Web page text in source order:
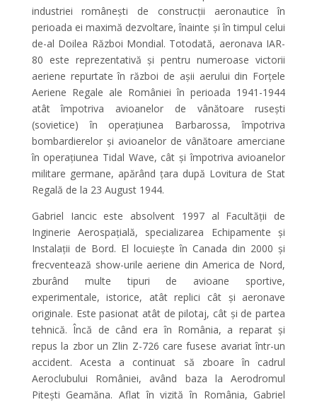
industriei românești de construcții aeronautice în
perioada ei maximă dezvoltare, înainte și în timpul celui
de-al Doilea Război Mondial. Totodată, aeronava IAR-
80 este reprezentativă și pentru numeroase victorii
aeriene repurtate în război de așii aerului din Forțele
Aeriene Regale ale României în perioada 1941-1944
atât împotriva avioanelor de vânătoare rusești
(sovietice) în operațiunea Barbarossa, împotriva
bombardierelor și avioanelor de vânătoare amerciane
în operațiunea Tidal Wave, cât și împotriva avioanelor
militare germane, apărând țara după Lovitura de Stat
Regală de la 23 August 1944.
Gabriel Iancic este absolvent 1997 al Facultății de
Inginerie Aerospațială, specializarea Echipamente și
Instalații de Bord. El locuiește în Canada din 2000 și
frecventează show-urile aeriene din America de Nord,
zburând multe tipuri de avioane sportive,
experimentale, istorice, atât replici cât și aeronave
originale. Este pasionat atât de pilotaj, cât și de partea
tehnică. Încă de când era în România, a reparat și
repus la zbor un Zlin Z-726 care fusese avariat într-un
accident. Acesta a continuat să zboare în cadrul
Aeroclubului României, având baza la Aerodromul
Pitești Geamăna. Aflat în vizită în România, Gabriel